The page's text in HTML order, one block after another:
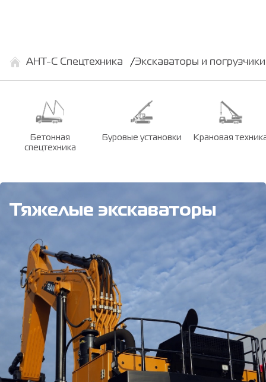
АНТ-С Спецтехника Экскаваторы и погрузчики
Бетонная
спецтехника
Буровые установки Крановая
Тяжелые экскаваторы